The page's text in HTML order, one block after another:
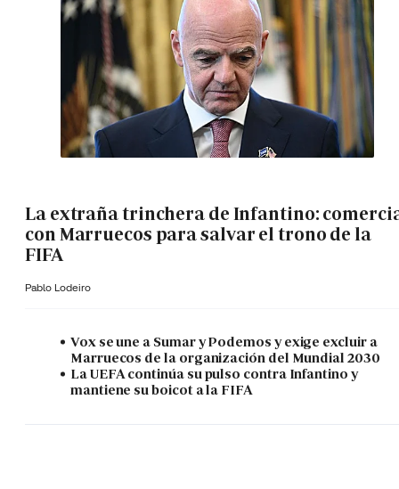
La extraña trinchera de Infantino:
con Marruecos para salvar el trono de la
FIFA
Pablo Lodeiro
Vox se une a Sumar y Podemos y exige excluir a
Marruecos de la organización del Mundial 2030
La UEFA continúa su pulso contra Infantino y
mantiene su boicot a la FIFA